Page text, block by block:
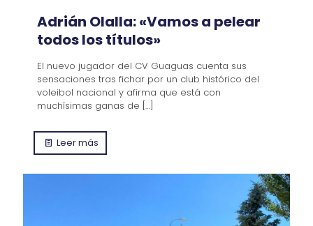
Adrián Olalla: «Vamos a pelear
todos los títulos»
El nuevo jugador del CV Guaguas cuenta sus
sensaciones tras fichar por un club histórico del
voleibol nacional y afirma que está con
muchísimas ganas de […]
Leer más